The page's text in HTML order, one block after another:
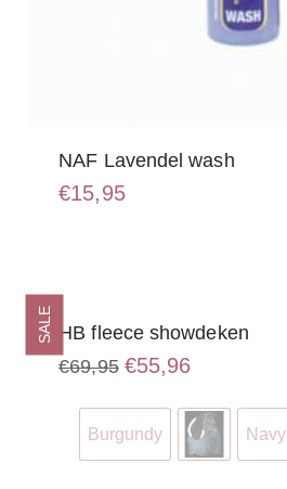
NAF Lavendel wash
€15,95
SALE HB fleece showdeken
€69,95 Oorspronkelijke
prijs
€69,95.
€55,96Huidige
€55,96.
product
heeft
meerdere
Burgundy Navy